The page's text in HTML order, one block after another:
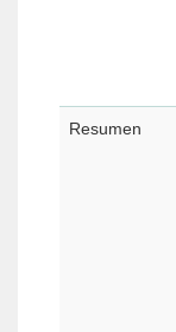
Resumen